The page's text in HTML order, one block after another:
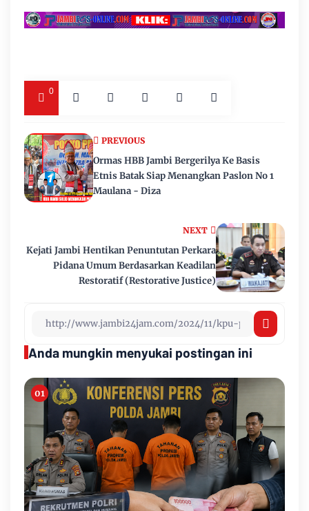
0
NEXT
Kejati Jambi Hentikan Penuntutan Perkara
Pidana Umum Berdasarkan Keadilan
Restoratif (Restorative Justice)
PREVIOUS
Ormas HBB Jambi Bergerilya Ke Basis
Etnis Batak Siap Menangkan Paslon No 1
Maulana - Diza
Anda mungkin menyukai postingan ini